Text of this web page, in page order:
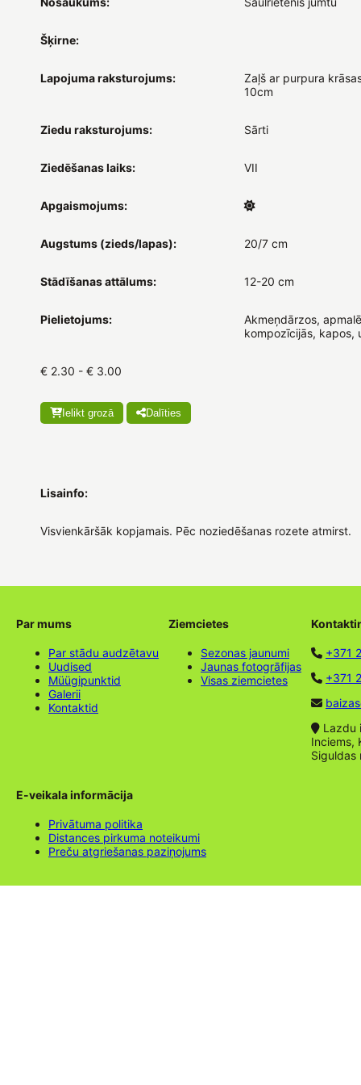
Šķirne:
Lapojuma raksturojums:
Zaļš ar purpura
10cm
Ziedu raksturojums: Sārti
Ziedēšanas laiks: VII
Apgaismojums:
Augstums (zieds/lapas): 20/7 cm
Stādīšanas attālums: 12-20 cm
Pielietojums:
Akmeņdārzos,
kompozīcijās, kapos,
€ 2.30 - € 3.00
Ielikt grozā Dalīties
Lisainfo:
Visvienkāršāk kopjamais. Pēc noziedēšanas rozete atmirst.
Par mums
Par stādu audzētavu
Uudised
Müügipunktid
Galerii
Kontaktid
Ziemcietes
Sezonas jaunumi
Jaunas fotogrāfijas
Visas ziemcietes
+371
+371
Lazdu
Inciems,
Siguldas
E-veikala informācija
Privātuma politika
Distances pirkuma noteikumi
Preču atgriešanas paziņojums